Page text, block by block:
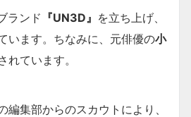
ランド 『UN3D』 を立ち上げ、
います。ちなみに、元俳優の小
れています。
編集部からのスカウトにより、